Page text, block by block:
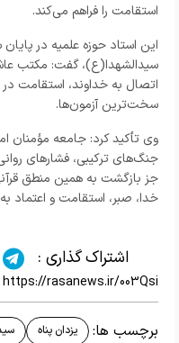
استقامت را فراهم می‌کند.
این استاد حوزه علمیه در
سیدالشهدا(ع)، گفت: مکتب
اتصال به خداوند، استقامت در
سخت‌ترین آزمون‌ها.
وی تأکید کرد: جامعه مؤمنان
جنگ‌های ترکیبی، فشارهای
جز بازگشت به همین منطق
خدا، صبر، استقامت و اعتماد
اشتراک گذاری :
https://rasanews.ir/003Qsi
برچسب ها: یزدان پناه